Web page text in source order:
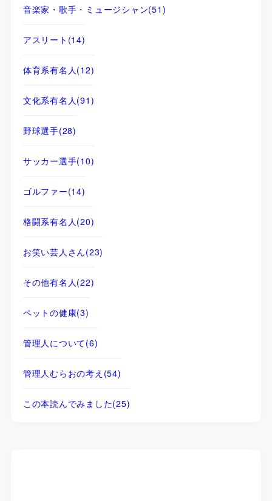
音楽家・歌手・ミュージシャン(51)
アスリート (14)
体育系有名人 (12)
文化系有名人 (91)
野球選手(28)
サッカー選手(10)
ゴルファー(14)
格闘系有名人 (20)
お笑い芸人さん(23)
その他有名人 (22)
ペットの健康(3)
管理人について(6)
管理人むらおの考え (54)
この本読んでみました(25)